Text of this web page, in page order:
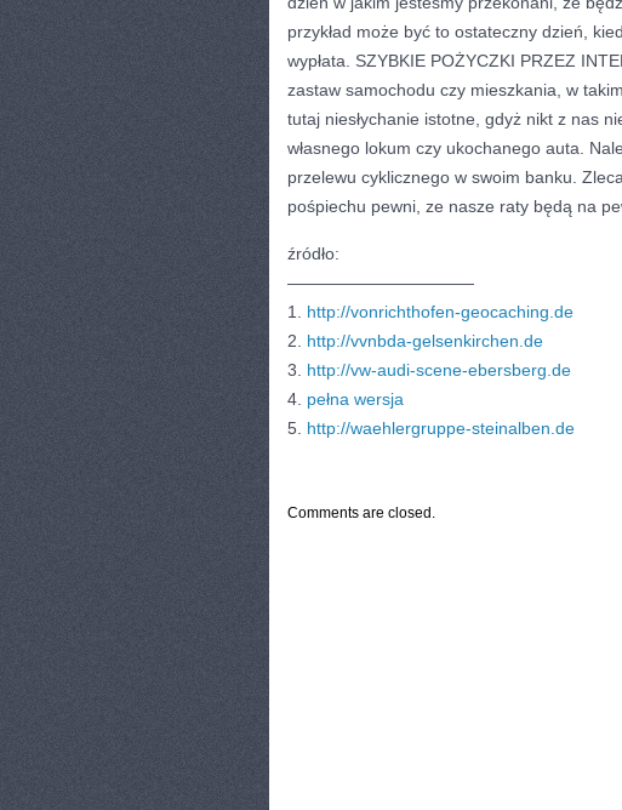
przykład może być to ostateczny dzień,
wypłata. SZYBKIE POŻYCZKI PRZEZ
zastaw samochodu czy mieszkania, w
tutaj niesłychanie istotne, gdyż nikt z nas
własnego lokum czy ukochanego auta.
przelewu cyklicznego w swoim banku.
pośpiechu pewni, ze nasze raty będą na
źródło:
———————————
1. http://vonrichthofen-geocaching.de
2. http://vvnbda-gelsenkirchen.de
3. http://vw-audi-scene-ebersberg.de
4. pełna wersja
5. http://waehlergruppe-steinalben.de
Comments are closed.